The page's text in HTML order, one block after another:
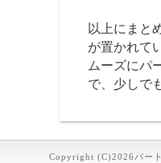
以上にまと
が置かれて
ムーズにパ
で、少しで
Copyright (C)2026パー